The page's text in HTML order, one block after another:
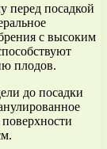
перед посадкой
с высоким
плодов.
до посадки